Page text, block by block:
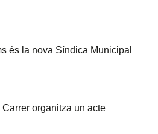
és la nova Síndica Municipal
organitza un acte